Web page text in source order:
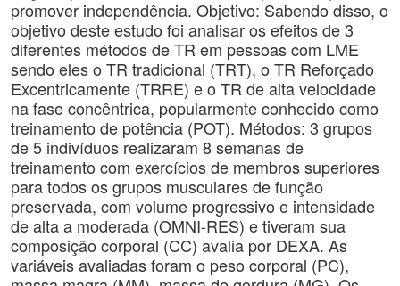
promover independência. Objetivo: Sabendo disso, o
objetivo deste estudo foi analisar os efeitos de 3
diferentes métodos de TR em pessoas com LME
sendo eles o TR tradicional (TRT), o TR Reforçado
Excentricamente (TRRE) e o TR de alta velocidade
na fase concêntrica, popularmente conhecido como
treinamento de potência (POT). Métodos: 3 grupos
de 5 indivíduos realizaram 8 semanas de
treinamento com exercícios de membros superiores
para todos os grupos musculares de função
preservada, com volume progressivo e intensidade
de alta a moderada (OMNI-RES) e tiveram sua
composição corporal (CC) avalia por DEXA. As
variáveis avaliadas foram o peso corporal (PC),